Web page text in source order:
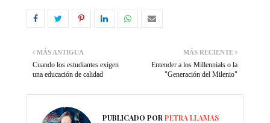
MÁS RECIENTE
Entender a los Millennials o la
"Generación del Milenio"
MÁS ANTIGUA
Cuando los estudiantes exigen
una educación de calidad
PUBLICADO POR PETRA LLAMAS